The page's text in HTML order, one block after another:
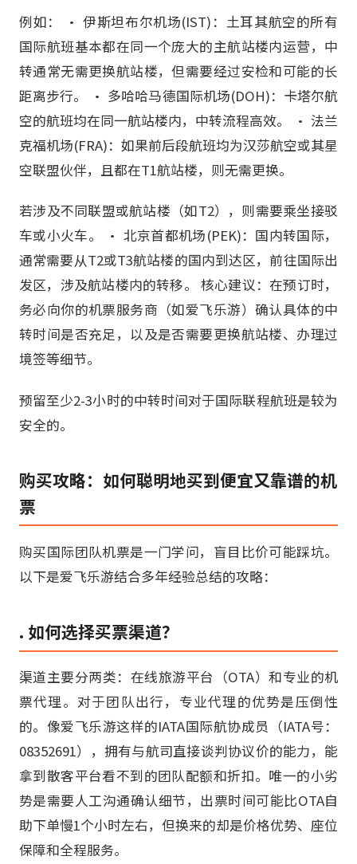
例如： • 伊斯坦布尔机场(IST)：土耳其航空的所有
国际航班基本都在同一个庞大的主航站楼内运营，中
转通常无需更换航站楼，但需要经过安检和可能的长
距离步行。 • 多哈哈马德国际机场(DOH)：卡塔尔航
空的航班均在同一航站楼内，中转流程高效。 • 法兰
克福机场(FRA)：如果前后段航班均为汉莎航空或其星
空联盟伙伴，且都在T1航站楼，则无需更换。
若涉及不同联盟或航站楼（如T2），则需要乘坐接驳
车或小火车。 • 北京首都机场(PEK)：国内转国际，
通常需要从T2或T3航站楼的国内到达区，前往国际出
发区，涉及航站楼内的转移。 核心建议：在预订时，
务必向你的机票服务商（如爱飞乐游）确认具体的中
转时间是否充足，以及是否需要更换航站楼、办理过
境签等细节。
预留至少2-3小时的中转时间对于国际联程航班是较为
安全的。
购买攻略：如何聪明地买到便宜又靠谱的机
票
购买国际团队机票是一门学问，盲目比价可能踩坑。
以下是爱飞乐游结合多年经验总结的攻略：
. 如何选择买票渠道？
渠道主要分两类：在线旅游平台（OTA）和专业的机
票代理。对于团队出行，专业代理的优势是压倒性
的。像爱飞乐游这样的IATA国际航协成员（IATA号：
08352691），拥有与航司直接谈判协议价的能力，能
拿到散客平台看不到的团队配额和折扣。唯一的小劣
势是需要人工沟通确认细节，出票时间可能比OTA自
助下单慢1个小时左右，但换来的却是价格优势、座位
保障和全程服务。